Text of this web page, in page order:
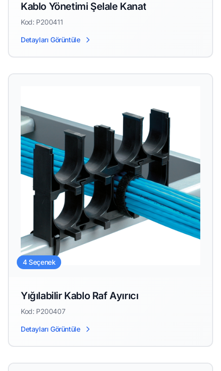
Kablo Yönetimi Şelale Kanat
Kod: P200411
Detayları Görüntüle
4 Seçenek
Yığılabilir Kablo Raf Ayırıcı
Kod: P200407
Detayları Görüntüle